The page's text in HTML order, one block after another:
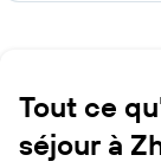
Tout ce
séjour à